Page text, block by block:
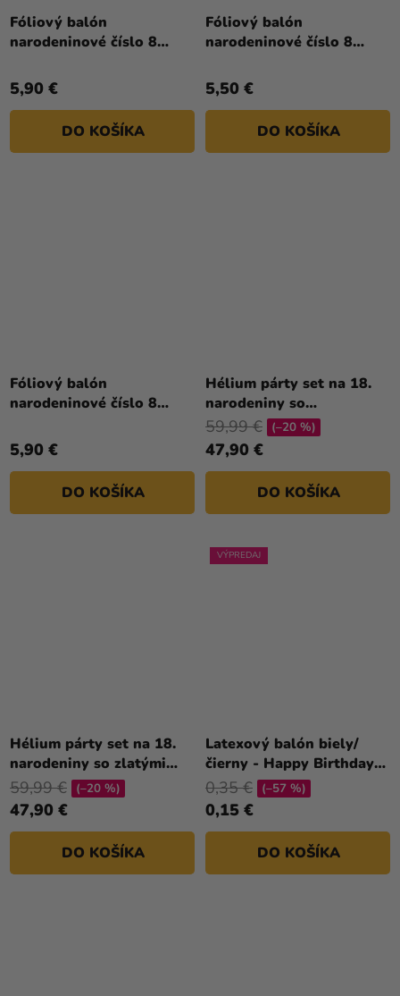
Fóliový balón
narodeninové číslo 8
5,90 €
DO KOŠÍKA
Fóliový balón
narodeninové číslo 8
5,50 €
DO KOŠÍKA
Fóliový balón
narodeninové číslo 8
5,90 €
DO KOŠÍKA
Hélium párty set na 18.
narodeniny so
striebornými balónmi
47,90 €
59,99 € (–20 %)
DO KOŠÍKA
Hélium párty set na 18.
narodeniny so zlatými
balónmi
47,90 €
59,99 € (–20 %)
DO KOŠÍKA
VÝPREDAJ
Latexový balón biely/
čierny - Happy Birthday
30 cm
hodnotenie
produktu
je
4,4
5
hviezdičiek.
0,15 €
0,35 € (–57 %)
DO KOŠÍKA